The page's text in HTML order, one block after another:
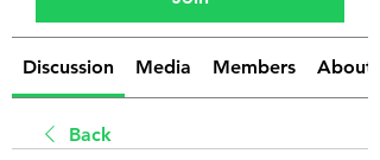
Discussion Media Members About
Back